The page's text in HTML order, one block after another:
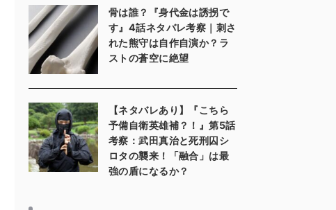
骨は誰？『身代金は誘拐で
す』4話ネタバレ考察｜刺さ
れた熊守は自作自演か？ラ
ストの蒼空に絶望
【ネタバレあり】『こちら
予備自衛英雄補？！』第5話
考察：武田真治と死刑囚シ
ロタの襲来！「融合」は最
強の盾になるか？